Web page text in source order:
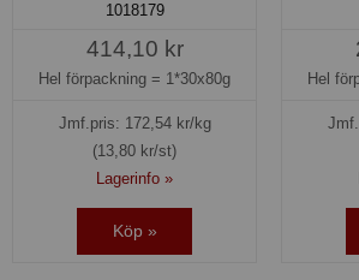
1018179
414,10 kr
Hel förpackning = 1*30x80g
Jmf.pris: 172,54kr/kg
(13,80 kr/st)
Lagerinfo »
Köp »
Hel